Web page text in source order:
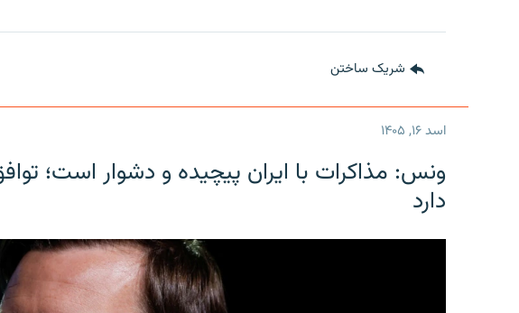
شریک ساختن
اسد ۱۶, ۱۴۰۵
ونس: مذاکرات با ایران پیچیده و دشوار است؛
دارد